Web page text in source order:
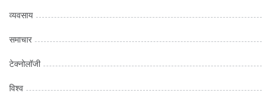
व्यवसाय
समाचार
टेक्नोलॉजी
विश्व